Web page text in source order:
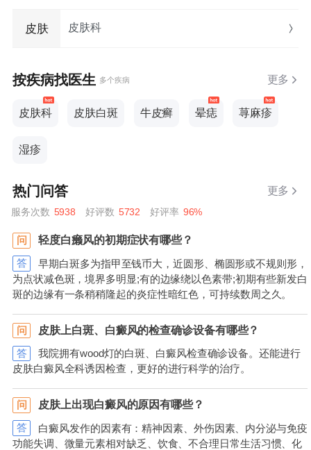
皮肤 皮肤科
按疾病找医生 多个疾病 更多
皮肤科 皮肤白斑 牛皮癣 晕痣 荨麻疹
湿疹
热门问答 更多
服务次数 5938 好评数 5732 好评率 96%
问 轻度白癞风的初期症状有哪些？
答
早期白斑多为指甲至钱币大，近圆形、椭圆形或不规则形，
为点状减色斑，境界多明显;有的边缘绕以色素带;初期有些新发白
斑的边缘有一条稍稍隆起的炎症性暗红色，可持续数周之久。
问 皮肤上白斑、白癜风的检查确诊设备有哪些？
答
我院拥有wood灯的白斑、白癜风检查确诊设备。还能进行
皮肤白癜风全科诱因检查，更好的进行科学的治疗。
问 皮肤上出现白癜风的原因有哪些？
答
白癜风发作的因素有：精神因素、外伤因素、内分泌与免疫
功能失调、微量元素相对缺乏、饮食、不合理日常生活习惯、化